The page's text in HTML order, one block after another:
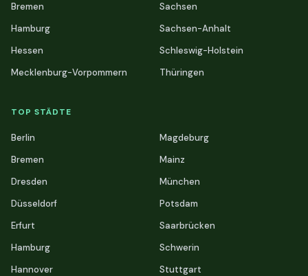
Bremen
Hamburg
Hessen
Mecklenburg-Vorpommern
Sachsen
Sachsen-Anhalt
Schleswig-Holstein
Thüringen
TOP STÄDTE
Berlin
Bremen
Dresden
Düsseldorf
Erfurt
Hamburg
Hannover
Magdeburg
Mainz
München
Potsdam
Saarbrücken
Schwerin
Stuttgart